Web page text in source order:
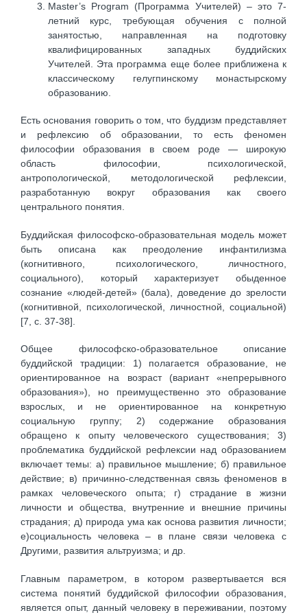
Master’s Program (Программа Учителей) – это 7-
летний курс, требующая обучения с полной
занятостью, направленная на подготовку
квалифицированных западных буддийских
Учителей. Эта программа еще более приближена к
классическому гелугпинскому монастырскому
образованию.
Есть основания говорить о том, что буддизм представляет
и рефлексию об образовании, то есть феномен
философии образования в своем роде — широкую
область философии, психологической,
антропологической, методологической рефлексии,
разработанную вокруг образования как своего
центрального понятия.
Буддийская философско-образовательная модель может
быть описана как преодоление инфантилизма
(когнитивного, психологического, личностного,
социального), который характеризует обыденное
сознание «людей-детей» (бала), доведение до зрелости
(когнитивной, психологической, личностной, социальной)
[7, c. 37-38].
Общее философско-образовательное описание
буддийской традиции: 1) полагается образование, не
ориентированное на возраст (вариант «непрерывного
образования»), но преимущественно это образование
взрослых, и не ориентированное на конкретную
социальную группу; 2) содержание образования
обращено к опыту человеческого существования; 3)
проблематика буддийской рефлексии над образованием
включает темы: а) правильное мышление; б) правильное
действие; в) причинно-следственная связь феноменов в
рамках человеческого опыта; г) страдание в жизни
личности и общества, внутренние и внешние причины
страдания; д) природа ума как основа развития личности;
е)социальность человека – в плане связи человека с
Другими, развития альтруизма; и др.
Главным параметром, в котором развертывается вся
система понятий буддийской философии образования,
является опыт, данный человеку в переживании, поэтому